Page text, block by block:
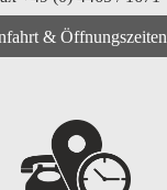
& Öffnungszeiten